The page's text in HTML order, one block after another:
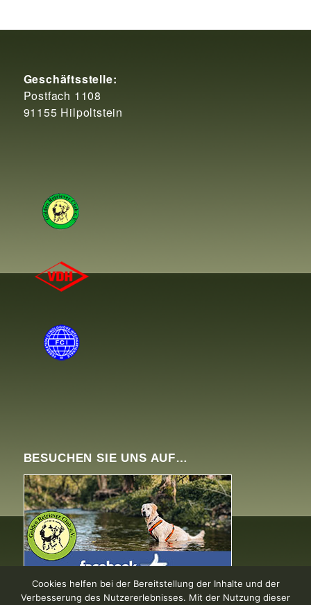
Geschäftsstelle:
Postfach 1108
91155 Hilpoltstein
BESUCHEN SIE UNS AUF…
Cookies helfen bei der Bereitstellung der Inhalte und der
Verbesserung des Nutzererlebnisses. Mit der Nutzung dieser